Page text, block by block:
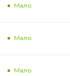
Мало
Мало
Мало